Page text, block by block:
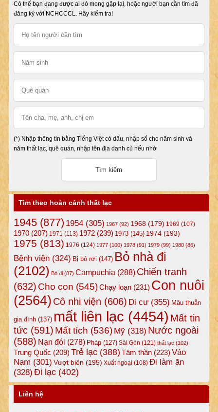
Có thể bạn đang được ai đó mong gặp lại, hoặc người bạn cần tìm đã
đăng ký với NCHCCCL. Hãy kiểm tra!
(*) Nhập thông tin bằng Tiếng Việt có dấu, nhập số cho năm sinh và
năm thất lạc, quê quán, nhập tên địa danh cũ nếu nhớ
Tìm theo hoàn cảnh thất lạc
1945(877) 1954(305) 1967(92) 1968(179) 1969 (107)
1970(207) 1971 (113) 1972(239) 1973(145) 1974(193)
1975 (813) 1976 (124) 1977(100) 1978(91) 1979(99) 1980(86)
Bệnh viện(324) Bị bỏ rơi (147) Bỏ nhà đi
(2102) Bỏ đi(87) Campuchia (288) Chiến tranh
(632) Cho con (545)Chạy loạn(231) Con nuôi
(2564) Cô nhi viện (606) Di cư(355) Mâu thuẫn
gia đình(137) mất liên lạc (4454) Mất tin
tức(591) Mất tích (536) Mỹ(318) Nước ngoài
(588) Nạn đói (278) Pháp(127) Sài Gòn (121) thất lạc (102)
Trung Quốc (209) Trẻ lạc(388) Tâm thần(223) Vào
Nam (301) Vượt biên (195) Xuất ngoại (108) Đi làm ăn
(328) Đi lạc(402)
Liên hệ